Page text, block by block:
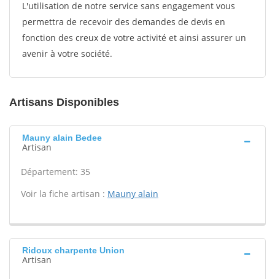
L'utilisation de notre service sans engagement vous
permettra de recevoir des demandes de devis en
fonction des creux de votre activité et ainsi assurer un
avenir à votre société.
Artisans Disponibles
Mauny alain Bedee
Artisan
Département: 35
Voir la fiche artisan : Mauny alain
Ridoux charpente Union
Artisan